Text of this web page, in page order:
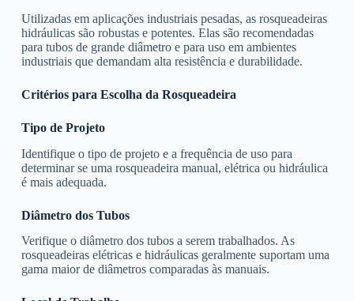
Utilizadas em aplicações industriais pesadas, as rosqueadeiras
hidráulicas são robustas e potentes. Elas são recomendadas
para tubos de grande diâmetro e para uso em ambientes
industriais que demandam alta resistência e durabilidade.
Critérios para Escolha da Rosqueadeira
Tipo de Projeto
Identifique o tipo de projeto e a frequência de uso para
determinar se uma rosqueadeira manual, elétrica ou hidráulica
é mais adequada.
Diâmetro dos Tubos
Verifique o diâmetro dos tubos a serem trabalhados. As
rosqueadeiras elétricas e hidráulicas geralmente suportam uma
gama maior de diâmetros comparadas às manuais.